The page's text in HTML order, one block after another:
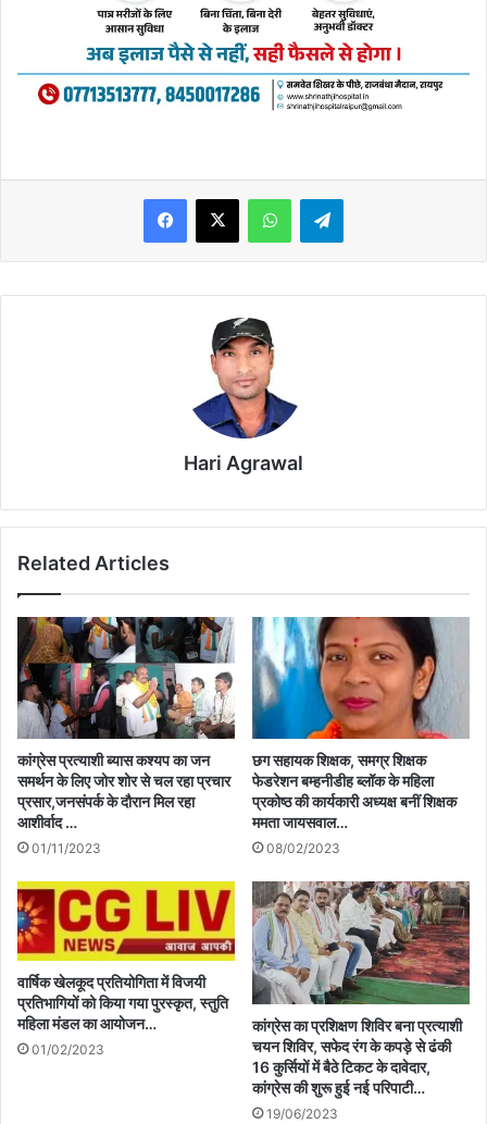
WhatsAppTelegram
Hari Agrawal
Related Articles
कांग्रेस प्रत्याशी ब्यास कश्यप का जन
समर्थन के लिए जोर शोर से चल रहा प्रचार
प्रसार,जनसंपर्क के दौरान मिल रहा
आशीर्वाद …
01/11/2023
छग सहायक शिक्षक, समग्र शिक्षक
फेडरेशन बम्हनीडीह ब्लॉक के महिला
प्रकोष्ठ की कार्यकारी अध्यक्ष बनीं शिक्षक
ममता जायसवाल…
08/02/2023
वार्षिक खेलकूद प्रतियोगिता में विजयी
प्रतिभागियों को किया गया पुरस्कृत, स्तुति
महिला मंडल का आयोजन…
01/02/2023
कांग्रेस का प्रशिक्षण शिविर बना प्रत्याशी
चयन शिविर, सफेद रंग के कपड़े से ढंकी
16 कुर्सियों में बैठे टिकट के दावेदार,
कांग्रेस की शुरू हुई नई परिपाटी…
19/06/2023